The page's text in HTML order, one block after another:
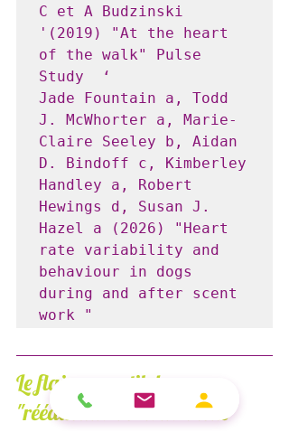
C et A Budzinski
'(2019) "At the heart
of the walk" Pulse
Study  ‘
Jade Fountain a, Todd
J. McWhorter a, Marie-
Claire Seeley b, Aidan
D. Bindoff c, Kimberley
Handley a, Robert
Hewings d, Susan J.
Hazel a (2026) "Heart
rate variability and
behaviour in dogs
during and after scent
work "
Le flair, un outil de
"rééducation émotionnelle"